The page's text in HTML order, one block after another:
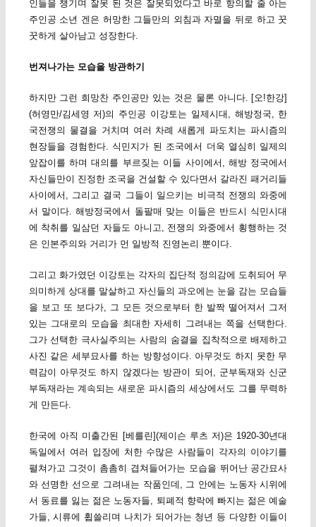
인들을 챙기며 잘못 된 것은 잘못되었다고 바로 항의할 줄 아는
주인공 소년 겐은 허망한 그들만의 외침과 자멸을 뒤로 하고 꿋
꿋하게 살아남고 성장한다.
번져나가는 모습을 방관하기
하지만 그런 희망찬 주인공만 있는 것은 물론 아니다. [오!한강]
(허영만/김세영 저)의 주인공 이강토는 일제시대, 해방정국, 한
국전쟁의 물결을 거치며 여러 차례 새롭게 파도치는 파시즘의
현장들을 경험한다. 식민지가 된 조국에서 더욱 열심히 일제의
앞잡이를 하며 대의를 부르짖는 이들 사이에서, 해방 정국에서
자신들만이 진정한 조국을 건설할 수 있다면서 갈라진 패거리들
사이에서, 그리고 결국 그들이 일으키는 비극적 전쟁의 와중에
서 말이다. 해방정국에서 돌팔매 맞는 이들은 반드시 식민시대
에 착취를 일삼던 자들도 아니고, 전쟁의 와중에서 횡행하는 것
은 인본주의와 거리가 먼 일방적 진영논리 뿐이다.
그리고 화가였던 이강토는 각자의 집단적 정의감에 도취되어 무
의미하게 상대를 말살하고 자신들의 과오에는 눈을 감는 모습들
을 보고 또 보다가, 그 모든 것으로부터 한 발짝 떨어져서 그저
있는 그대로의 모습을 최대한 자세히 그려내는 쪽을 선택한다.
그가 선택한 극사실주의는 사람의 숨결을 집착적으로 배제하고
사진 같은 세부묘사를 하는 방향성이다. 아무것도 하지 못한 무
력감이 아무것도 하지 않겠다는 방관이 되어, 군부독재와 신군
부독재라는 계속되는 새로운 파시즘의 세상에서도 그를 무력하
게 만든다.
한국에 아직 미출간된 [베를린](제이슨 루츠 저)은 1920-30년대
독일에서 여러 입장에 처한 수많은 사람들이 각자의 이야기를
펼쳐가고 그것이 촘촘히 겹쳐들어가는 모습을 뛰어난 공간묘사
와 선명한 선으로 그려내는 작품인데, 그 안에는 노동자 시위에
서 동료를 잃는 젊은 노동자들, 퇴폐적 향락에 빠지는 젊은 예술
가들, 시류에 휩쓸리며 나치가 되어가는 청년 등 다양한 이들이